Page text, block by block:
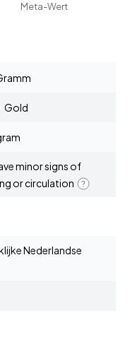
Meta-Wert
Gold
minor signs of
or circulation
Nederlandse